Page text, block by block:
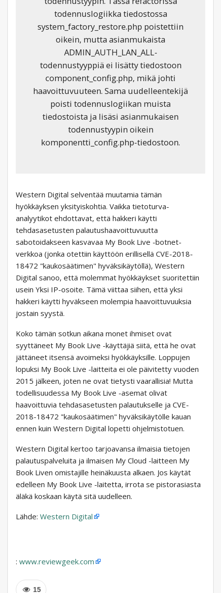
todennuslogiikka tiedostossa
system_factory_restore.php poistettiin
oikein, mutta asianmukaista
ADMIN_AUTH_LAN_ALL-
todennustyyppiä ei lisätty tiedostoon
component_config.php, mikä johti
haavoittuvuuteen. Sama uudelleentekijä
poisti todennuslogiikan muista
tiedostoista ja lisäsi asianmukaisen
todennustyypin oikein
komponentti_config.php-tiedostoon.
Western Digital selventää muutamia tämän
hyökkäyksen yksityiskohtia. Vaikka tietoturva-
analyytikot ehdottavat, että hakkeri käytti
tehdasasetusten palautushaavoittuvuutta
sabotoidakseen kasvavaa My Book Live -botnet-
verkkoa (jonka otettiin käyttöön erillisellä CVE-2018-
18472 "kaukosäätimen" hyväksikäytöllä), Western
Digital sanoo, että molemmat hyökkäykset suoritettiin
usein Yksi IP-osoite. Tämä viittaa siihen, että yksi
hakkeri käytti hyväkseen molempia haavoittuvuuksia
jostain syystä.
Koko tämän sotkun aikana monet ihmiset ovat
syyttäneet My Book Live -käyttäjiä siitä, että he ovat
jättäneet itsensä avoimeksi hyökkäyksille. Loppujen
lopuksi My Book Live -laitteita ei ole päivitetty vuoden
2015 jälkeen, joten ne ovat tietysti vaarallisia! Mutta
todellisuudessa My Book Live -asemat olivat
haavoittuvia tehdasasetusten palautukselle ja CVE-
2018-18472 "kaukosäätimen" hyväksikäytölle kauan
ennen kuin Western Digital lopetti ohjelmistotuen.
Western Digital kertoo tarjoavansa ilmaisia ​​tietojen
palautuspalveluita ja ilmaisen My Cloud -laitteen My
Book Liven omistajille heinäkuusta alkaen. Jos käytät
edelleen My Book Live -laitetta, irrota se pistorasiasta
äläkä koskaan käytä sitä uudelleen.
Lähde: Western Digital
: www.reviewgeek.com
15